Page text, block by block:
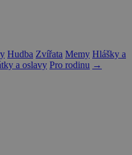
Hudba Zvířata Memy Hlášky a
a oslavy Pro rodinu →